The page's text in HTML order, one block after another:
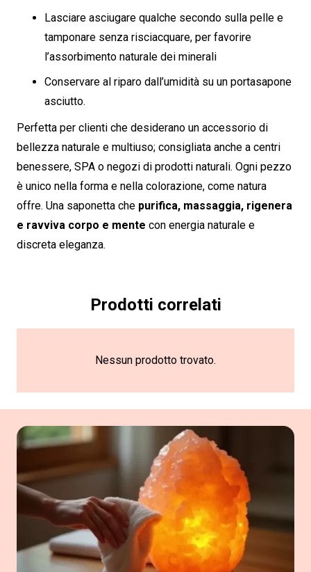
Lasciare asciugare qualche secondo sulla pelle e
tamponare senza risciacquare, per favorire
l’assorbimento naturale dei minerali
Conservare al riparo dall’umidità su un portasapone
asciutto.
Perfetta per clienti che desiderano un accessorio di
bellezza naturale e multiuso; consigliata anche a centri
benessere, SPA o negozi di prodotti naturali. Ogni pezzo
è unico nella forma e nella colorazione, come natura
offre. Una saponetta che purifica, massaggia, rigenera
e ravviva corpo e mente con energia naturale e
discreta eleganza.
Prodotti correlati
Nessun prodotto trovato.